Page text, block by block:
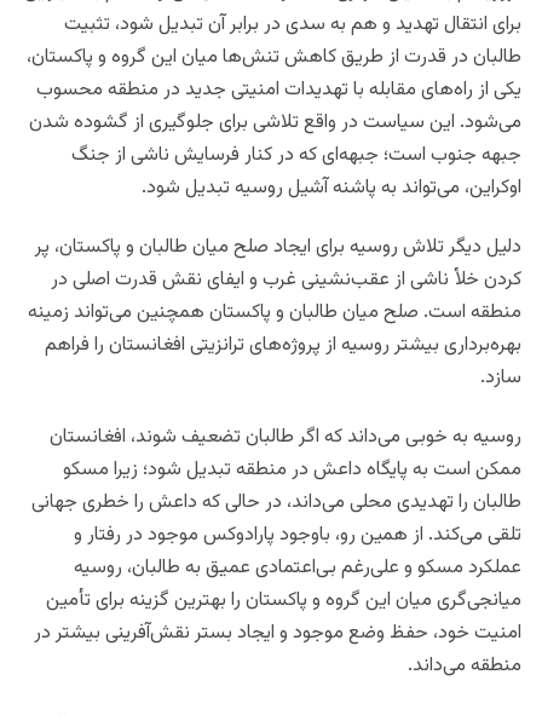
برای انتقال تهدید و هم به سدی در برابر آن تبدیل شود، تثبیت
طالبان در قدرت از طریق کاهش تنش‌ها میان این گروه و پاکستان،
یکی از راه‌های مقابله با تهدیدات امنیتی جدید در منطقه محسوب
می‌شود. این سیاست در واقع تلاشی برای جلوگیری از گشوده شدن
جبهه جنوب است؛ جبهه‌ای که در کنار فرسایش ناشی از جنگ
اوکراین، می‌تواند به پاشنه آشیل روسیه تبدیل شود.
دلیل دیگر تلاش روسیه برای ایجاد صلح میان طالبان و پاکستان، پر
کردن خلأ ناشی از عقب‌نشینی غرب و ایفای نقش قدرت اصلی در
منطقه است. صلح میان طالبان و پاکستان همچنین می‌تواند زمینه
بهره‌برداری بیشتر روسیه از پروژه‌های ترانزیتی افغانستان را فراهم
سازد.
روسیه به خوبی می‌داند که اگر طالبان تضعیف شوند، افغانستان
ممکن است به پایگاه داعش در منطقه تبدیل شود؛ زیرا مسکو
طالبان را تهدیدی محلی می‌داند، در حالی که داعش را خطری جهانی
تلقی می‌کند. از همین رو، باوجود پارادوکس موجود در رفتار و
عملکرد مسکو و علی‌رغم بی‌اعتمادی عمیق به طالبان، روسیه
میانجی‌گری میان این گروه و پاکستان را بهترین گزینه برای تأمین
امنیت خود، حفظ وضع موجود و ایجاد بستر نقش‌آفرینی بیشتر در
منطقه می‌داند.